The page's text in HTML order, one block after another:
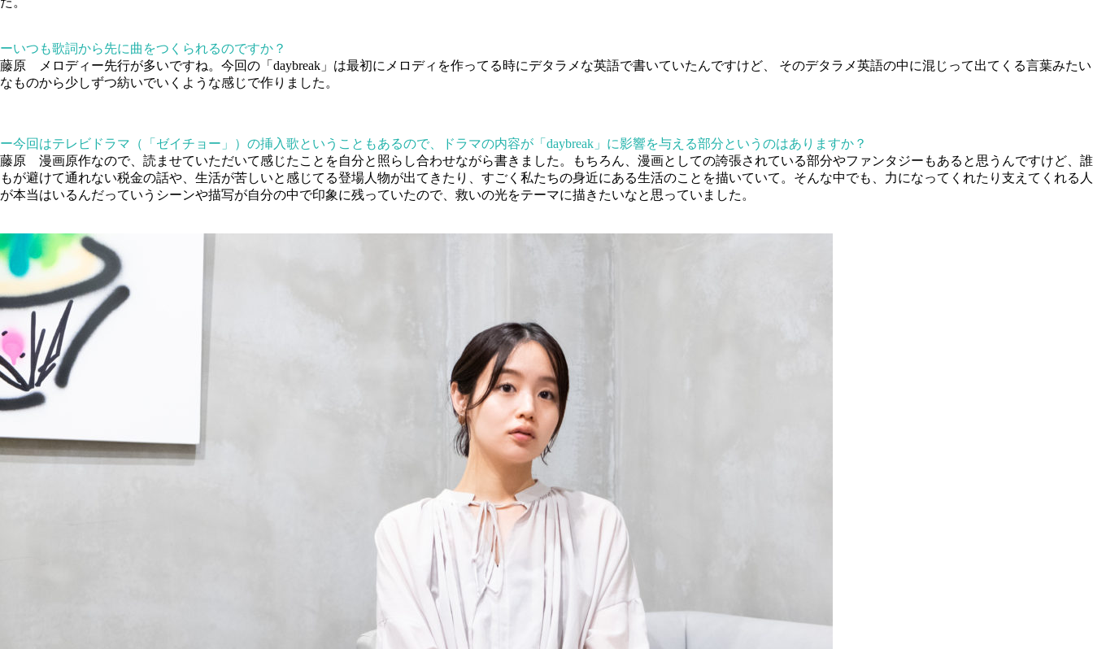
ーいつも歌詞から先に曲をつくられるのですか？
藤原 メロディー先行が多いですね。今回の「daybreak」は最初にメロディを作ってる時にデタラメな英語で書いていたんですけど、 そのデタラメ英語の中に混じって出てくる言葉みたい
なものから少しずつ紡いでいくような感じで作りました。
ー今回はテレビドラマ（「ゼイチョー」）の挿入歌ということもあるので、ドラマの内容が「daybreak」に影響を与える部分というのはありますか？
藤原 漫画原作なので、読ませていただいて感じたことを自分と照らし合わせながら書きました。もちろん、漫画としての誇張されている部分やファンタジーもあると思うんですけど、誰
もが避けて通れない税金の話や、生活が苦しいと感じてる登場人物が出てきたり、すごく私たちの身近にある生活のことを描いていて。そんな中でも、力になってくれたり支えてくれる人
が本当はいるんだっていうシーンや描写が自分の中で印象に残っていたので、救いの光をテーマに描きたいなと思っていました。